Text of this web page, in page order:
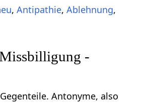
, Antipathie, Ablehnung,
-
Antonyme, also